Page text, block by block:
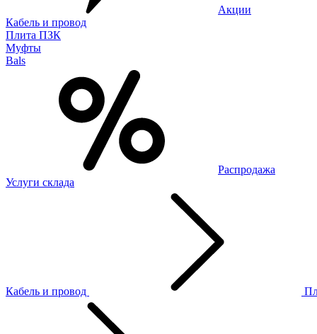
Акции
Кабель и провод
Плита ПЗК
Муфты
Bals
Распродажа
Услуги склада
Кабель и провод